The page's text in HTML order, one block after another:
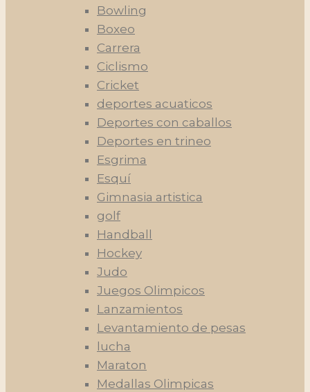
Bowling
Boxeo
Carrera
Ciclismo
Cricket
deportes acuaticos
Deportes con caballos
Deportes en trineo
Esgrima
Esquí
Gimnasia artistica
golf
Handball
Hockey
Judo
Juegos Olimpicos
Lanzamientos
Levantamiento de pesas
lucha
Maraton
Medallas Olimpicas